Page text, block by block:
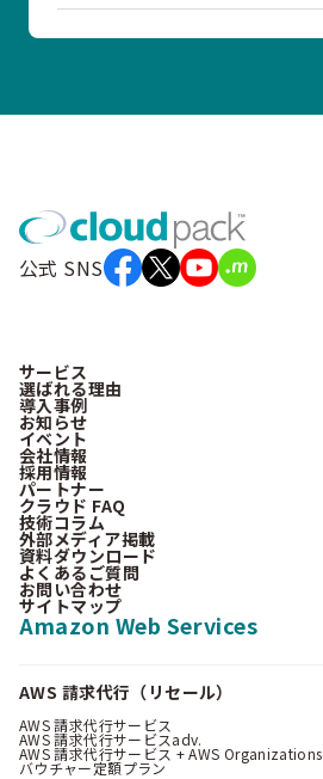
公式 SNS
サービス
選ばれる理由
導入事例
お知らせ
イベント
会社情報
採用情報
パートナー
クラウド FAQ
技術コラム
外部メディア掲載
資料ダウンロード
よくあるご質問
お問い合わせ
サイトマップ
Amazon Web Services
AWS 請求代行（リセール）
AWS 請求代行サービス
AWS 請求代行サービスadv.
AWS 請求代行サービス + AWS Organizations
バウチャー定額プラン